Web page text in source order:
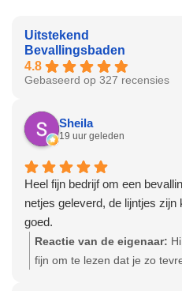
Uitstekend
Bevallingsbaden
4.8
Gebaseerd op 327 recensies
Sheila
19 uur geleden
Heel fijn bedrijf om een
netjes geleverd, de lijntjes
goed.
Reactie van de eigenaar:
fijn om te lezen dat je zo